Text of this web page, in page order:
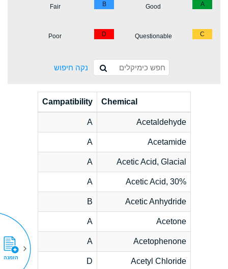
A
Good
B
Fair
C
Questionable
D
Poor
נקה חיפוש
Chemical
Campatibility
Acetaldehyde
A
Acetamide
A
Acetic Acid, Glacial
A
Acetic Acid, 30%
A
Acetic Anhydride
B
Acetone
A
Acetophenone
A
Acetyl Chloride
D הזמנה